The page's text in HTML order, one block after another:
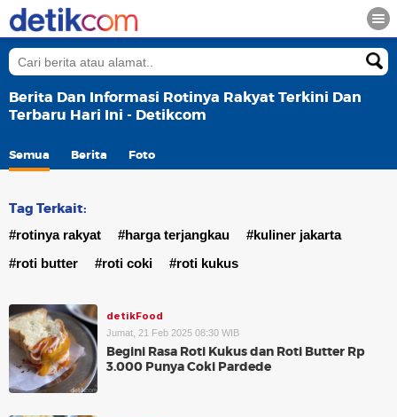
Berita Dan Informasi Rotinya Rakyat Terkini Dan
Terbaru Hari Ini - Detikcom
Semua Berita Foto
Tag Terkait:
#rotinya rakyat #harga terjangkau
#kuliner jakarta
#roti butter
#roti coki #roti kukus
detikFood
Jumat, 21 Feb 2025 08:30 WIB
Begini Rasa Roti Kukus dan Roti Butter Rp
3.000 Punya Coki Pardede